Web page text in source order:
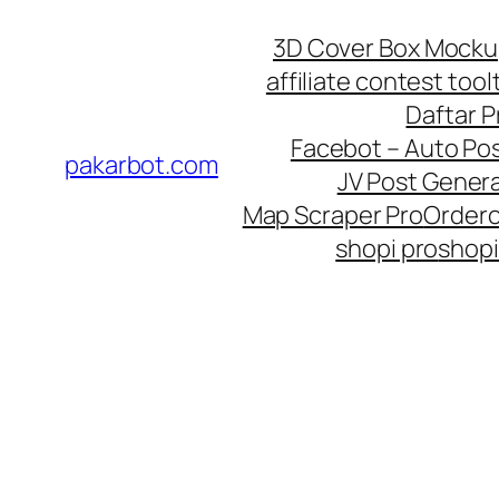
pakarbot.com
3D Cover Box
affiliate contest
Daftar
Facebot – Auto
JV Post
Map Scraper Pro
shopi pro